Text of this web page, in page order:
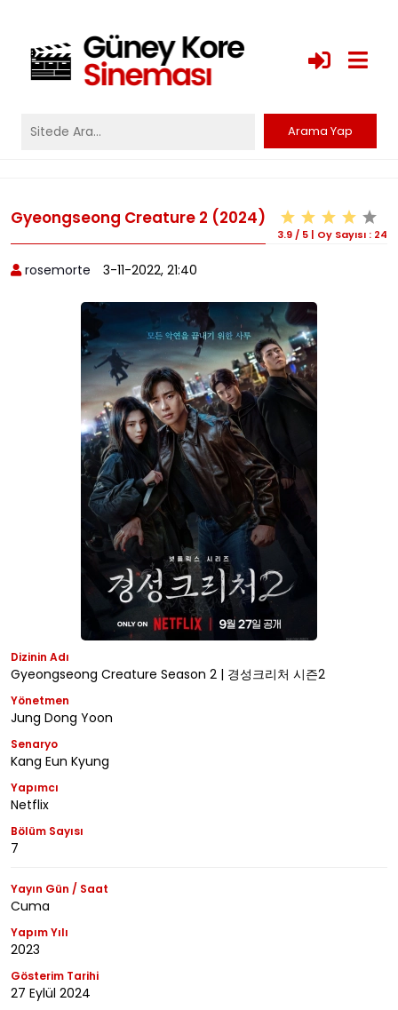
Gyeongseong Creature 2 (2024)
3.9 / 5 | Oy Sayısı : 24
rosemorte 3-11-2022, 21:40
Dizinin Adı
Gyeongseong Creature Season 2 | 경성크리처 시즌2
Yönetmen
Jung Dong Yoon
Senaryo
Kang Eun Kyung
Yapımcı
Netflix
Bölüm Sayısı
7
Yayın Gün / Saat
Cuma
Yapım Yılı
2023
Gösterim Tarihi
27 Eylül 2024